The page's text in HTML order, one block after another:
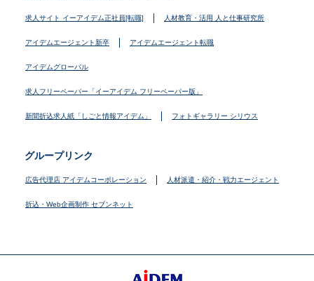
求人サイト イーアイデム正社員[転職] 人材教育・活用 人と仕事研究所
アイデムエージェント新卒 アイデムエージェント転職
アイデムグローバル
求人フリーペーパー「イーアイデム フリーペーパー版」
新聞折込求人紙「しごと情報アイデム」 フォトギャラリー シリウス
グループリンク
広告代理店 アイデムコーポレーション 人材派遣・紹介・戦力エージェント
折込・Web企画制作 セブンネット